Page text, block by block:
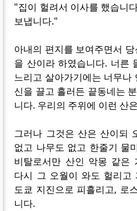
"집이 헐려서 이사를 했습니
보냅니다."
아내의 편지를 보여주면서
을 산이라 하였습니다. 너른
느리고 살아가기에는 너무나
신을 끌고 흘러든 끝동네는
니다. 우리의 주위에 이런 산
그러나 그것은 산은 산이되
없고 나무도 없고 한줄기 물
비탈로서만 산인 악몽 같은
다시 그 오월이 와도 헐리고
도쿄 지진으로 피흘리고, 로
니다.